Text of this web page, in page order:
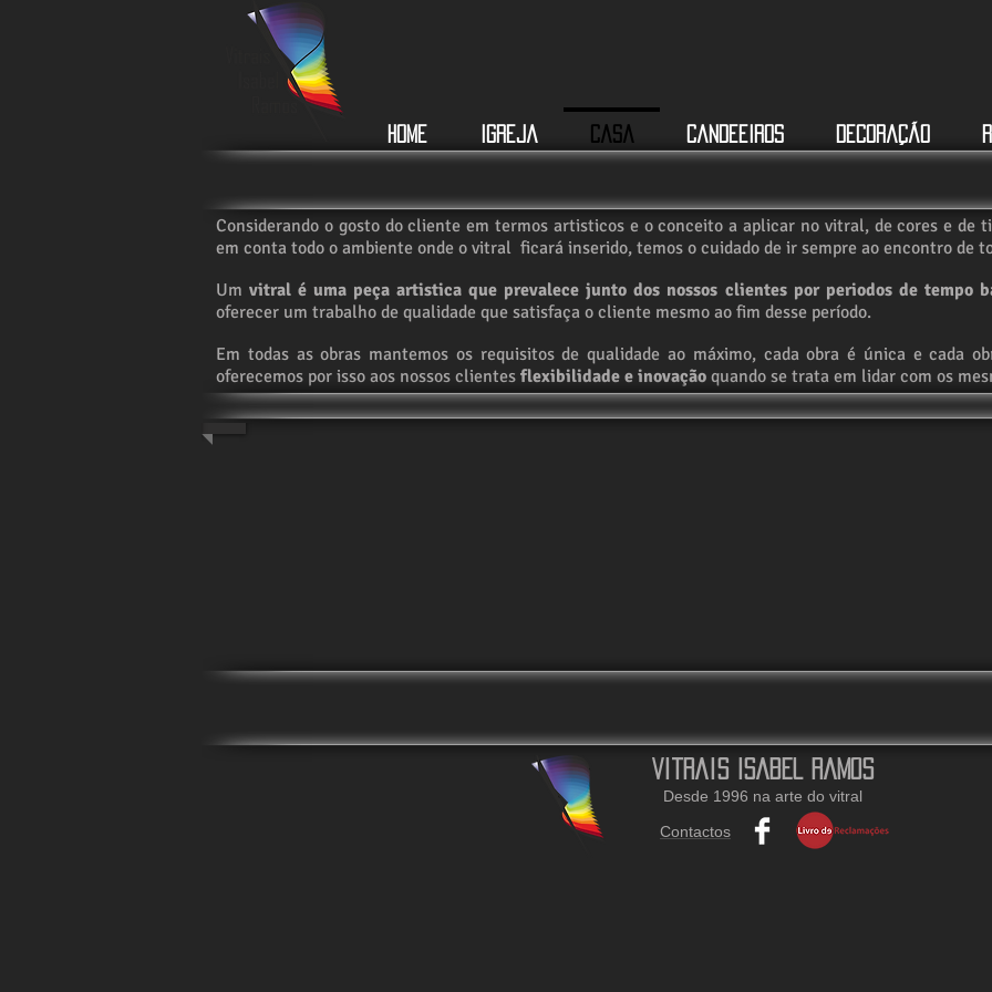
Home Igreja Casa Candeeiros Decoração
Considerando o gosto do cliente em termos artisticos e o conceito a aplicar no vitral, de cores e de
em conta todo o ambiente onde o vitral ficará inserido, temos o cuidado de ir sempre ao encontro de
Umvitral é uma peça artistica que prevalece junto dos nossos clientes por periodos de tempo
oferecer um trabalho de qualidade que satisfaça o cliente mesmo ao fim desse período.
Em todas as obras mantemos os requisitos de qualidade ao máximo, cada obra é única e cada
oferecemos por isso aos nossos clientes flexibilidade e inovação quando se trata em lidar com os
Vitrais Isabel Ramos
Desde 1996 na arte do vitral
Contactos